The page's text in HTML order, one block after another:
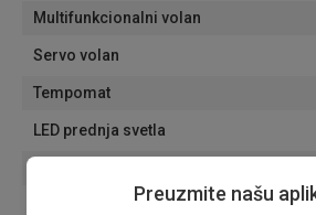
Multifunkcionalni volan
Servo volan
Tempomat
LED prednja svetla
Senzori za svetla
Preuzmite našu